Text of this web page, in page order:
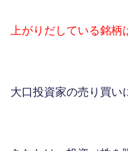
上がりだしている銘柄
大口投資家の売り買い